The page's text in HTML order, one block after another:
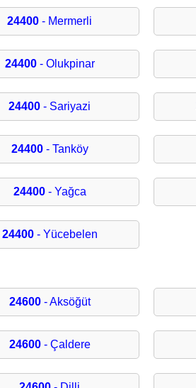
24400 - Mermerli
24400- Olukpinar
24400 - Sariyazi
24400- Tanköy
24400- Yağca
24400- Yücebelen
24600- Aksöğüt
24600- Çaldere